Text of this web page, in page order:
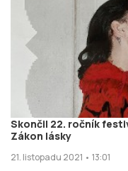
Skončil 22. ročník
Zákon lásky
21. listopadu 2021 • 13:01